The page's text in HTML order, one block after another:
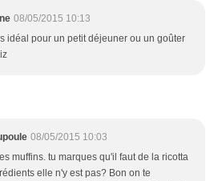
08/05/2015 10:13
idéal pour un petit déjeuner ou un goûter
08/05/2015 10:03
muffins. tu marques qu'il faut de la ricotta
elle n'y est pas? Bon on te